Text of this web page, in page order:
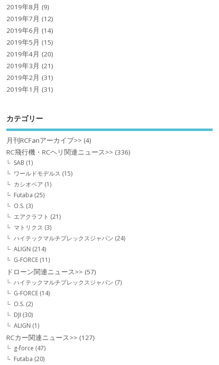
2019年8月 (9)
2019年7月 (12)
2019年6月 (14)
2019年5月 (15)
2019年4月 (20)
2019年3月 (21)
2019年2月 (31)
2019年1月 (31)
カテゴリー
月刊RCFanアーカイブ>> (4)
RC飛行機・RCヘリ関連ニュース>> (336)
SAB (1)
ワールドモデルス (15)
カシオペア (1)
Futaba (25)
O.S. (3)
エアクラフト (21)
マトリクス (3)
ハイテックマルチプレックスジャパン (24)
ALIGN (214)
G-FORCE (11)
ドローン関連ニュース>> (57)
ハイテックマルチプレックスジャパン (7)
G-FORCE (14)
O.S. (2)
DJI (30)
ALIGN (1)
RCカー関連ニュース>> (127)
g-force (47)
Futaba (20)